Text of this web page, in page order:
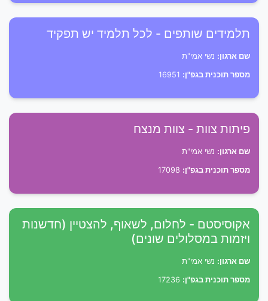
תלמידים שותפים - לכל תלמיד יש תפקיד
שם ארגון: נשי אמי"ת
מספר תוכנית בגפ"ן:
פיתות צוות - צוות מנצח
שם ארגון: נשי אמי"ת
מספר תוכנית בגפ"ן:
אקוסיסטם - לחלום, לשאוף, להצטיין (חדשנות
ויזמות במסלולים שונים)
שם ארגון: נשי אמי"ת
מספר תוכנית בגפ"ן: